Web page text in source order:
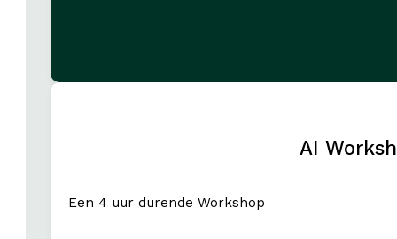
AI
Een 4 uur durende Workshop